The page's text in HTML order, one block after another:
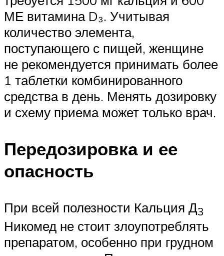
МЕ витамина D₃. Учитывая
количество элемента,
поступающего с пищей, женщине
не рекомендуется принимать более
1 таблетки комбинированного
средства в день. Менять дозировку
и схему приема может только врач.
Передозировка и ее
опасность
При всей полезности Кальция Д3
Никомед не стоит злоупотреблять
препаратом, особенно при грудном